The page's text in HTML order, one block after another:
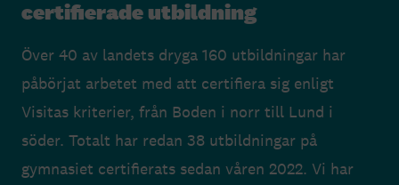
certifierade utbildning
Över 40 av landets dryga 160 utbildningar har
påbörjat arbetet med att certifiera sig enligt
Visitas kriterier, från Boden i norr till Lund i
söder. Totalt har redan 38 utbildningar på
gymnasiet certifierats sedan våren 2022. Vi har